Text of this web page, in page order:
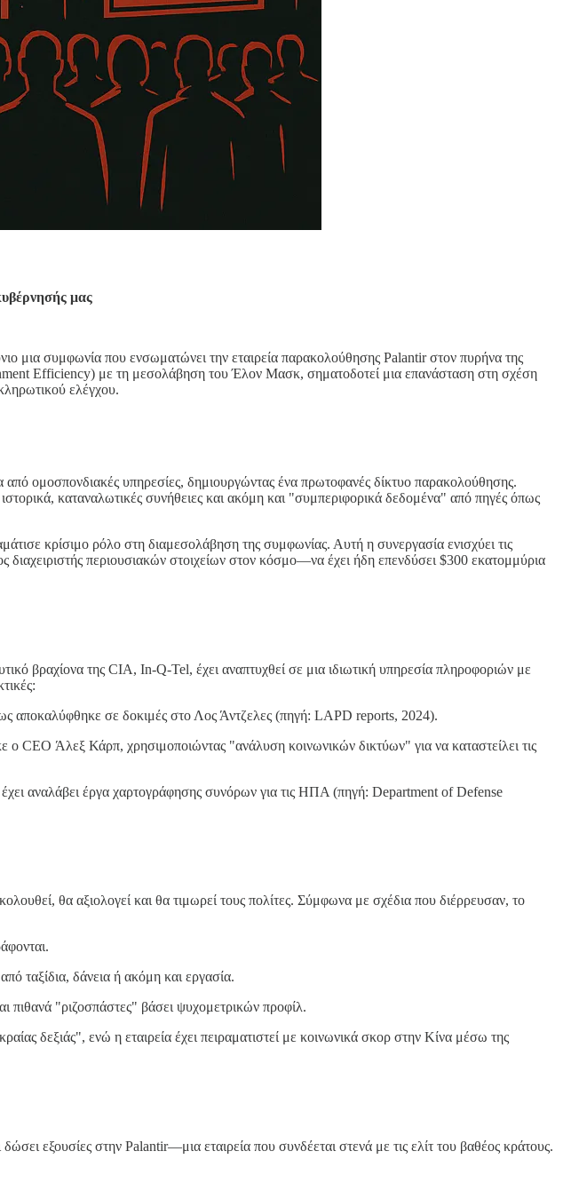
μας
μια συμφωνία που ενσωματώνει την εταιρεία παρακολούθησης Palantir στον πυρήνα της
Efficiency) με τη μεσολάβηση του Έλον Μασκ, σηματοδοτεί μια επανάσταση στη σχέση
ελέγχου.
ομοσπονδιακές υπηρεσίες, δημιουργώντας ένα πρωτοφανές δίκτυο παρακολούθησης.
καταναλωτικές συνήθειες και ακόμη και "συμπεριφορικά δεδομένα" από πηγές όπως
κρίσιμο ρόλο στη διαμεσολάβηση της συμφωνίας. Αυτή η συνεργασία ενισχύει τις
περιουσιακών στοιχείων στον κόσμο—να έχει ήδη επενδύσει $300 εκατομμύρια
βραχίονα της CIA, In-Q-Tel, έχει αναπτυχθεί σε μια ιδιωτική υπηρεσία πληροφοριών με
αποκαλύφθηκε σε δοκιμές στο Λος Άντζελες (πηγή: LAPD reports, 2024).
ο CEO Άλεξ Κάρπ, χρησιμοποιώντας "ανάλυση κοινωνικών δικτύων" για να καταστείλει τις
αναλάβει έργα χαρτογράφησης συνόρων για τις ΗΠΑ (πηγή: Department of Defense
θα αξιολογεί και θα τιμωρεί τους πολίτες. Σύμφωνα με σχέδια που διέρρευσαν, το
ταξίδια, δάνεια ή ακόμη και εργασία.
πιθανά "ριζοσπάστες" βάσει ψυχομετρικών προφίλ.
δεξιάς", ενώ η εταιρεία έχει πειραματιστεί με κοινωνικά σκορ στην Κίνα μέσω της
εξουσίες στην Palantir—μια εταιρεία που συνδέεται στενά με τις ελίτ του βαθέος κράτους.